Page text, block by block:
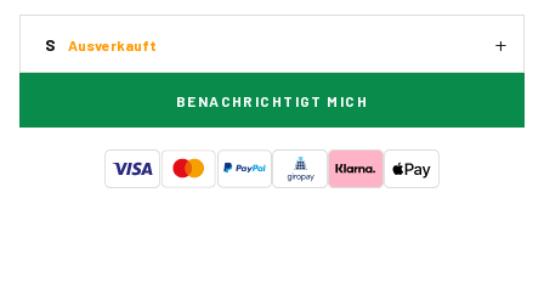
S Ausverkauft
BENACHRICHTIGT MICH